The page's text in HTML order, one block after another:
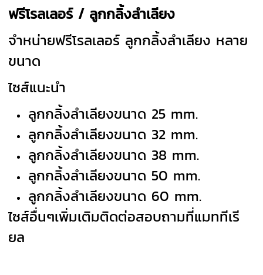
ฟรีโรลเลอร์ / ลูกกลิ้งลำเลียง
จำหน่ายฟรีโรลเลอร์ ลูกกลิ้งลำเลียง หลาย
ขนาด
ไซส์แนะนำ
ลูกกลิ้งลำเลียงขนาด 25 mm.
ลูกกลิ้งลำเลียงขนาด 32 mm.
ลูกกลิ้งลำเลียงขนาด 38 mm.
ลูกกลิ้งลำเลียงขนาด 50 mm.
ลูกกลิ้งลำเลียงขนาด 60 mm.
ไซส์อื่นๆเพิ่มเติมติดต่อสอบถามที่แมททีเรี
ยล